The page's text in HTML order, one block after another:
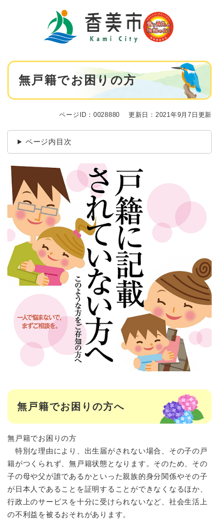
本
無戸籍でお困りの方
ページID：0028880 更新日：2021年9月7日更新
ページ内目次
無戸籍でお困りの方へ
無戸籍でお困りの方
特別な理由により、出生届がされない場合、その子の戸
籍がつくられず、無戸籍状態となります。そのため、その
子の母や父が誰であるかといった親族的身分関係やその子
が日本人であることを証明することができなくなるほか、
行政上のサービスを十分に受けられないなど、社会生活上
の不利益を被るおそれがあります。